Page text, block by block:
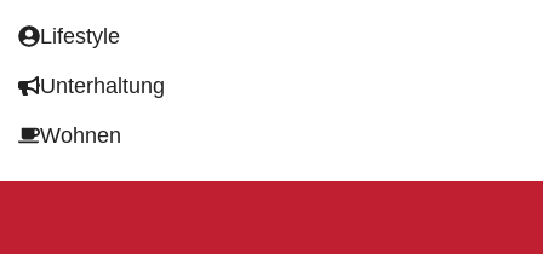
Lifestyle
Unterhaltung
Wohnen